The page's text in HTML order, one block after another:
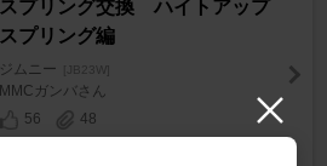
スプリング交換 ハイトアップ
スプリング編
ジムニー [JB23W]
MMCガンバさん
56
48